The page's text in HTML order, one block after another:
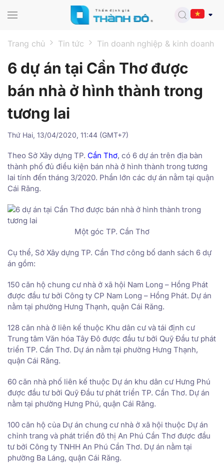
Trang chủ Tin tức Tin doanh nghiệp & kinh doanh
6 dự án tại Cần Thơ được
bán nhà ở hình thành trong
tương lai
Thứ Hai, 13/04/2020, 11:44 (GMT+7)
Theo Sở Xây dựng TP. Cần Thơ, có 6 dự án trên địa bàn
thành phố đủ điều kiện bán nhà ở hình thành trong tương
lai tính đến tháng 3/2020. Phần lớn các dự án nằm tại quận
Cái Răng.
Một góc TP. Cần Thơ
Cụ thể, Sở Xây dựng TP. Cần Thơ công bố danh sách 6 dự
án gồm:
150 căn hộ chung cư nhà ở xã hội Nam Long – Hồng Phát
được đầu tư bởi Công ty CP Nam Long – Hồng Phát. Dự án
nằm tại phường Hưng Thạnh, quận Cái Răng.
128 căn nhà ở liên kế thuộc Khu dân cư và tái định cư
Trung tâm Văn hóa Tây Đô được đầu tư bởi Quỹ Đầu tư phát
triển TP. Cần Thơ. Dự án nằm tại phường Hưng Thạnh,
quận Cái Răng.
60 căn nhà phố liên kế thuộc Dự án khu dân cư Hưng Phú
được đầu tư bởi Quỹ Đầu tư phát triển TP. Cần Thơ. Dự án
nằm tại phường Hưng Phú, quận Cái Răng.
100 căn hộ của Dự án chung cư nhà ở xã hội thuộc Dự án
chỉnh trang và phát triển đô thị An Phú Cần Thơ được đầu
tư bởi Công ty TNHH An Phú Cần Thơ. Dự án nằm tại
phường Ba Láng, quận Cái Răng.